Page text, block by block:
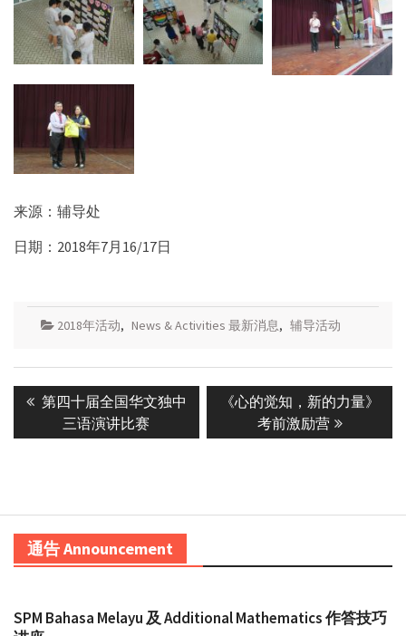
来源：辅导处
日期：2018年7月16/17日
2018年活动, News & Activities 最新消息, 辅导活动
Post
navigation
Previous
post:
第四十届全国华文独中
三语演讲比赛
Next
《心的觉知，新的力量》
考前激励营
通告 Announcement
SPM Bahasa Melayu 及 Additional Mathematics 作答技巧